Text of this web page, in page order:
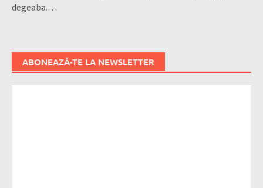
degeaba.…
ABONEAZĂ-TE LA NEWSLETTER